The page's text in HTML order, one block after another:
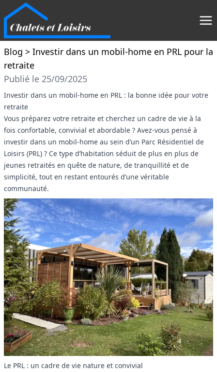
Blog > Investir dans un mobil-home en PRL pour la
retraite
Publié le 25/09/2025
Investir dans un mobil-home en PRL : la bonne idée pour votre
retraite
Vous préparez votre retraite et cherchez un cadre de vie à la
fois confortable, convivial et abordable ? Avez-vous pensé à
investir dans un mobil-home au sein d’un Parc Résidentiel de
Loisirs (PRL) ? Ce type d’habitation séduit de plus en plus de
jeunes retraités en quête de nature, de tranquillité et de
simplicité, tout en restant entourés d’une véritable
communauté.
Le PRL : un cadre de vie nature et convivial